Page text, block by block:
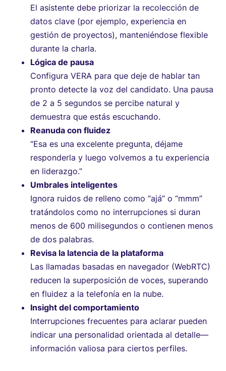
El asistente debe priorizar la recolección de
datos clave (por ejemplo, experiencia en
gestión de proyectos), manteniéndose flexible
durante la charla.
Lógica de pausa
Configura VERA para que deje de hablar tan
pronto detecte la voz del candidato. Una pausa
de 2 a 5 segundos se percibe natural y
demuestra que estás escuchando.
Reanuda con fluidez
“Esa es una excelente pregunta, déjame
responderla y luego volvemos a tu experiencia
en liderazgo.”
Umbrales inteligentes
Ignora ruidos de relleno como “ajá” o “mmm”
tratándolos como no interrupciones si duran
menos de 600 milisegundos o contienen menos
de dos palabras.
Revisa la latencia de la plataforma
Las llamadas basadas en navegador (WebRTC)
reducen la superposición de voces, superando
en fluidez a la telefonía en la nube.
Insight del comportamiento
Interrupciones frecuentes para aclarar pueden
indicar una personalidad orientada al detalle—
información valiosa para ciertos perfiles.